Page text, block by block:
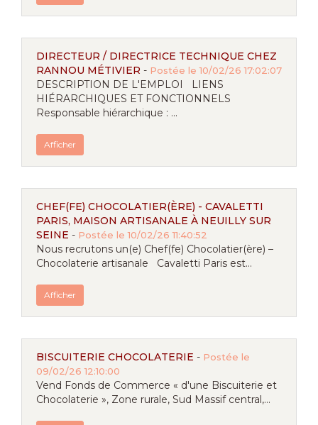
DIRECTEUR / DIRECTRICE TECHNIQUE CHEZ
RANNOU MÉTIVIER - Postée le 10/02/26 17:02:07
DESCRIPTION DE L'EMPLOI LIENS
HIÉRARCHIQUES ET FONCTIONNELS
Responsable hiérarchique : ...
Afficher
CHEF(FE) CHOCOLATIER(ÈRE) - CAVALETTI
PARIS, MAISON ARTISANALE À NEUILLY SUR
SEINE - Postée le 10/02/26 11:40:52
Nous recrutons un(e) Chef(fe) Chocolatier(ère) –
Chocolaterie artisanale Cavaletti Paris est...
Afficher
BISCUITERIE CHOCOLATERIE - Postée le
09/02/26 12:10:00
Vend Fonds de Commerce « d'une Biscuiterie et
Chocolaterie », Zone rurale, Sud Massif central,...